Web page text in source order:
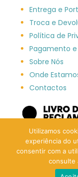
Entrega e
Troca e
Política de
Pagamento
Sobre Nós
Onde
Contactos
Utilizamos
experiência do
consentir com a
consulte